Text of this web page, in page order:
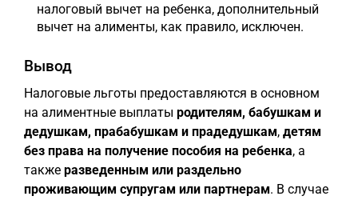
налоговый вычет на ребенка, дополнительный
вычет на алименты, как правило, исключен.
Вывод
Налоговые льготы предоставляются в основном
на алиментные выплаты родителям, бабушкам и
дедушкам, прабабушкам и прадедушкам, детям
без права на получение пособия на ребенка, а
также разведенным или раздельно
проживающим супругам или партнерам. В случае